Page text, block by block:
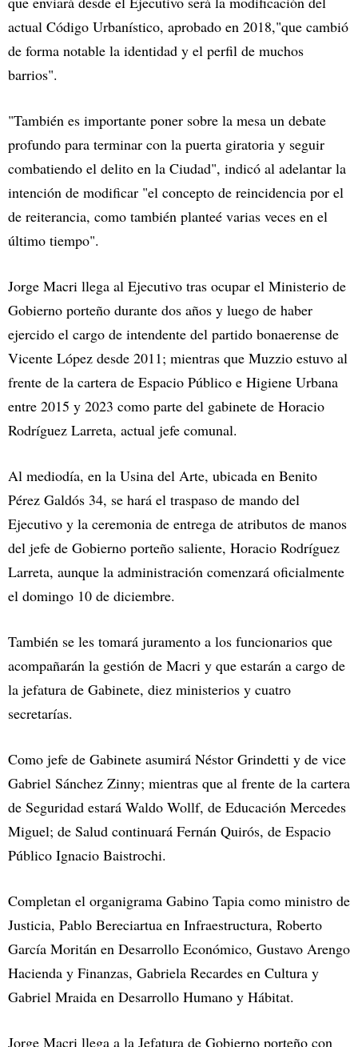
actual Código Urbanístico, aprobado en 2018,"que cambió
de forma notable la identidad y el perfil de muchos
barrios".
"También es importante poner sobre la mesa un debate
profundo para terminar con la puerta giratoria y seguir
combatiendo el delito en la Ciudad", indicó al adelantar la
intención de modificar "el concepto de reincidencia por el
de reiterancia, como también planteé varias veces en el
último tiempo".
Jorge Macri llega al Ejecutivo tras ocupar el Ministerio de
Gobierno porteño durante dos años y luego de haber
ejercido el cargo de intendente del partido bonaerense de
Vicente López desde 2011; mientras que Muzzio estuvo al
frente de la cartera de Espacio Público e Higiene Urbana
entre 2015 y 2023 como parte del gabinete de Horacio
Rodríguez Larreta, actual jefe comunal.
Al mediodía, en la Usina del Arte, ubicada en Benito
Pérez Galdós 34, se hará el traspaso de mando del
Ejecutivo y la ceremonia de entrega de atributos de manos
del jefe de Gobierno porteño saliente, Horacio Rodríguez
Larreta, aunque la administración comenzará oficialmente
el domingo 10 de diciembre.
También se les tomará juramento a los funcionarios que
acompañarán la gestión de Macri y que estarán a cargo de
la jefatura de Gabinete, diez ministerios y cuatro
secretarías.
Como jefe de Gabinete asumirá Néstor Grindetti y de vice
Gabriel Sánchez Zinny; mientras que al frente de la cartera
de Seguridad estará Waldo Wollf, de Educación Mercedes
Miguel; de Salud continuará Fernán Quirós, de Espacio
Público Ignacio Baistrochi.
Completan el organigrama Gabino Tapia como ministro de
Justicia, Pablo Bereciartua en Infraestructura, Roberto
García Moritán en Desarrollo Económico, Gustavo Arengo
Hacienda y Finanzas, Gabriela Recardes en Cultura y
Gabriel Mraida en Desarrollo Humano y Hábitat.
Jorge Macri llega a la Jefatura de Gobierno porteño con